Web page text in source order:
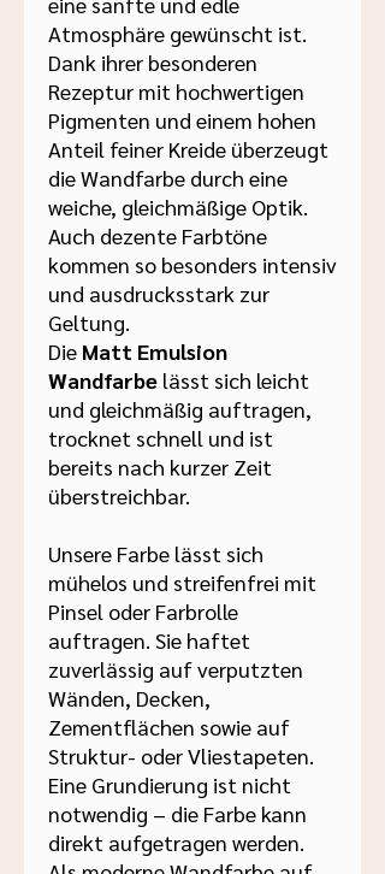
Atmosphäre gewünscht ist.
Dank ihrer besonderen
Rezeptur mit hochwertigen
Pigmenten und einem hohen
Anteil feiner Kreide überzeugt
die Wandfarbe durch eine
weiche, gleichmäßige Optik.
Auch dezente Farbtöne
kommen so besonders intensiv
und ausdrucksstark zur
Geltung.
Die Matt Emulsion
Wandfarbe lässt sich leicht
und gleichmäßig auftragen,
trocknet schnell und ist
bereits nach kurzer Zeit
überstreichbar.
Unsere Farbe lässt sich
mühelos und streifenfrei mit
Pinsel oder Farbrolle
auftragen. Sie haftet
zuverlässig auf verputzten
Wänden, Decken,
Zementflächen sowie auf
Struktur- oder Vliestapeten.
Eine Grundierung ist nicht
notwendig – die Farbe kann
direkt aufgetragen werden.